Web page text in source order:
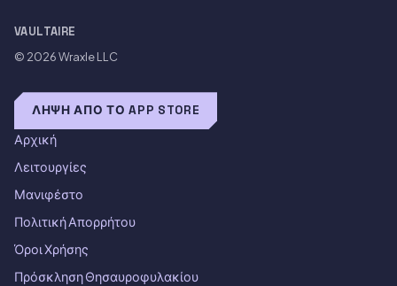
VAULTAIRE
© 2026Wraxle LLC
ΛΉΨΗ ΑΠΌ ΤΟ APP STORE
Αρχική
Λειτουργίες
Μανιφέστο
Πολιτική Απορρήτου
Όροι Χρήσης
Πρόσκληση Θησαυροφυλακίου